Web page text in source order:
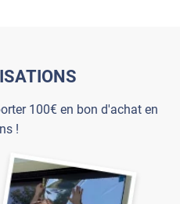
100€ en bon d'achat en
!